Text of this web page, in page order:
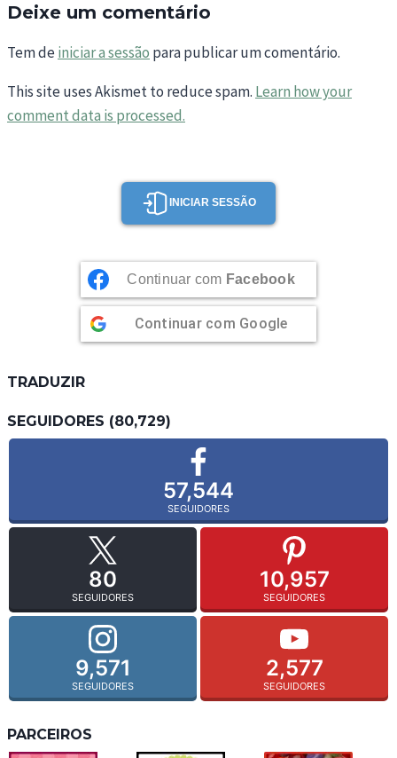
Deixe um comentário
Tem deiniciar a sessão para publicar um comentário.
This site uses Akismet to reduce spam. Learn how your
comment data is processed.
INICIAR SESSÃO
Continuar com Facebook
Continuar com Google
TRADUZIR
SEGUIDORES (80,729)
57,544
SEGUIDORES
80
SEGUIDORES
10,957
SEGUIDORES
9,571
SEGUIDORES
2,577
SEGUIDORES
PARCEIROS